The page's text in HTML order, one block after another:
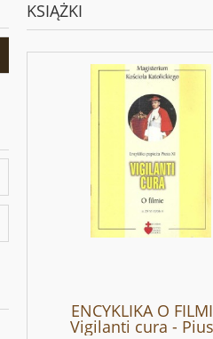
KSIĄŻKI
ENCYKLIKA O
Vigilanti cura -